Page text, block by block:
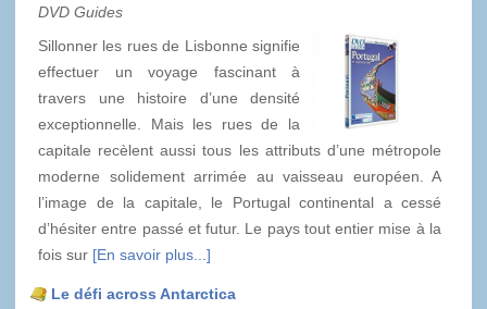
DVD Guides
Sillonner les rues de Lisbonne signifie
effectuer un voyage fascinant à
travers une histoire d’une densité
exceptionnelle. Mais les rues de la
capitale recèlent aussi tous les attributs d’une métropole
moderne solidement arrimée au vaisseau européen. A
l’image de la capitale, le Portugal continental a cessé
d’hésiter entre passé et futur. Le pays tout entier mise à la
fois sur [En savoir plus...]
Le défi across Antarctica